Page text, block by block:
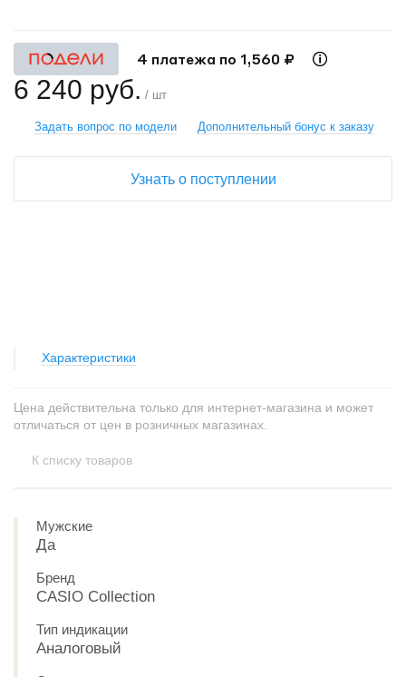
Характеристики
4 платежа по 1,560 ₽
6 240 руб. / шт
Задать вопрос по модели Дополнительный бонус к заказу
Узнать о поступлении
Цена действительна только для интернет-магазина и может
отличаться от цен в розничных магазинах.
К списку товаров
Мужские
Да
Бренд
CASIO Collection
Тип индикации
Аналоговый